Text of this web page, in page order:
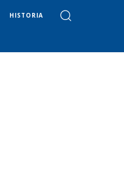
HISTORIA